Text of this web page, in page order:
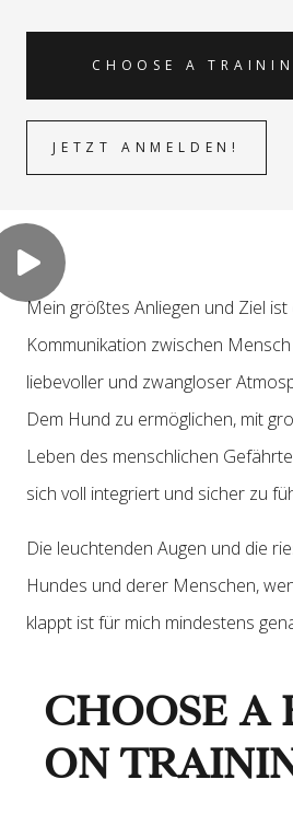
CHOOSE A
JETZT ANMELDEN!
Mein größtes Anliegen und Ziel
Kommunikation zwischen
liebevoller und zwangloser
Dem Hund zu ermöglichen, mit
Leben des menschlichen
sich voll integriert und sicher zu
Die leuchtenden Augen und die
Hundes und derer Menschen,
klappt ist für mich mindestens
CHOOSE A
ON